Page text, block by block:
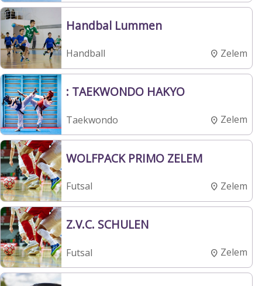
Handbal Lummen
Handball Zelem
: TAEKWONDO HAKYO
Taekwondo Zelem
WOLFPACK PRIMO ZELEM
Futsal Zelem
Z.V.C. SCHULEN
Futsal Zelem